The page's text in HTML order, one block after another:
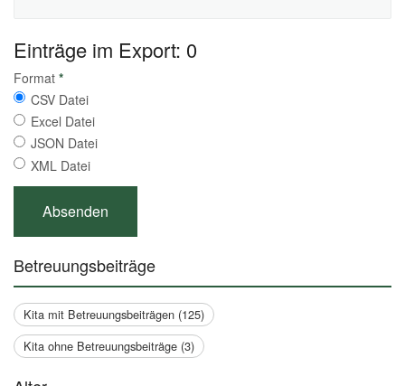
Einträge im Export: 0
Format *
CSV Datei
Excel Datei
JSON Datei
XML Datei
Betreuungsbeiträge
Kita mit Betreuungsbeiträgen (125)
Kita ohne Betreuungsbeiträge (3)